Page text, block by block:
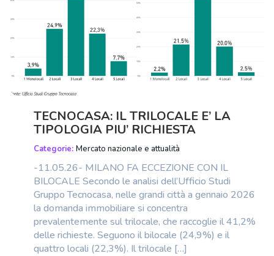
TECNOCASA: IL TRILOCALE E’ LA
TIPOLOGIA PIU’ RICHIESTA
Categorie: Mercato nazionale e attualità
-11.05.26- MILANO FA ECCEZIONE CON IL
BILOCALE Secondo le analisi dell’Ufficio Studi
Gruppo Tecnocasa, nelle grandi città a gennaio 2026
la domanda immobiliare si concentra
prevalentemente sul trilocale, che raccoglie il 41,2%
delle richieste. Seguono il bilocale (24,9%) e il
quattro locali (22,3%). Il trilocale […]